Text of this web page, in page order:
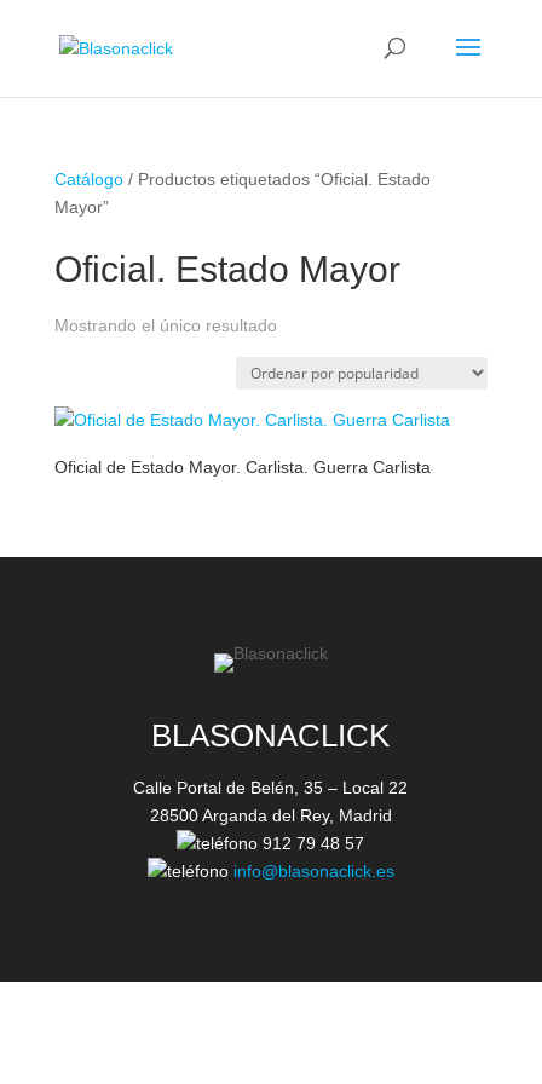
Catálogo/ Productos etiquetados “Oficial. Estado
Mayor”
Oficial. Estado Mayor
Mostrando el único resultado
Oficial de Estado Mayor. Carlista. Guerra Carlista
BLASONACLICK
Calle Portal de Belén, 35 – Local 22
28500 Arganda del Rey, Madrid
912 79 48 57
info@blasonaclick.es